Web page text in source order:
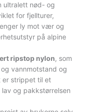
ultralett nød- og
for fjellturer,
ly mot vær og
på alpine
ripstop nylon, som
vannmotstand og
er strippet til et
og pakkstørrelsen